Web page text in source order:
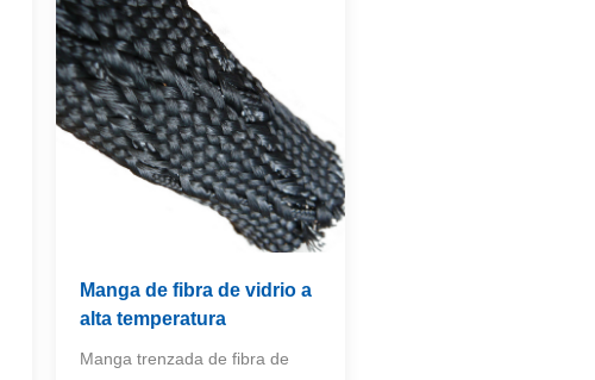
Manga de fibra de vidrio a
alta temperatura
Manga trenzada de fibra de